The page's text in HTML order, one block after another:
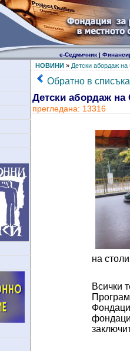
е-Седмичник|
НОВИНИ» Детски абордаж
Обратно в списъка
Детски абордаж
прегледана: 13316
на
Всички